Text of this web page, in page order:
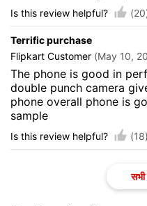
Is this review helpful?
Terrific purchase
Flipkart Customer (May 10,
The phone is good in
double punch camera
phone overall phone is
sample
Is this review helpful? (18)
सभी